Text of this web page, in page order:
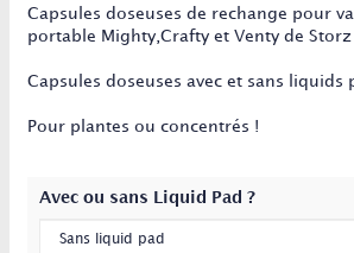
Capsules doseuses de rechange pour
portable Mighty,Crafty et Venty de Storz
Capsules doseuses avec et sans liquids
Pour plantes ou concentrés !
Avec ou sans Liquid Pad ?